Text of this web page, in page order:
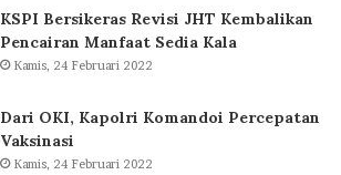
KSPI Bersikeras Revisi JHT Kembalikan
Pencairan Manfaat Sedia Kala
Kamis, 24 Februari 2022
Dari OKI, Kapolri Komandoi Percepatan
Vaksinasi
Kamis, 24 Februari 2022